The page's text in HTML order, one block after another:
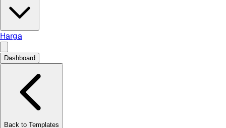
Harga
Dashboard
Back to Templates